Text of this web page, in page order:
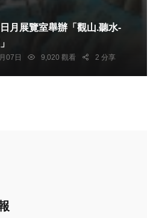
月展覽室舉辦「觀山.聽水-
07日 9,020 觀看 2 分享